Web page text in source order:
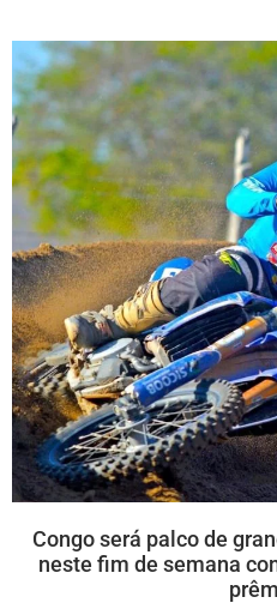
Congo será palco de
neste fim de semana